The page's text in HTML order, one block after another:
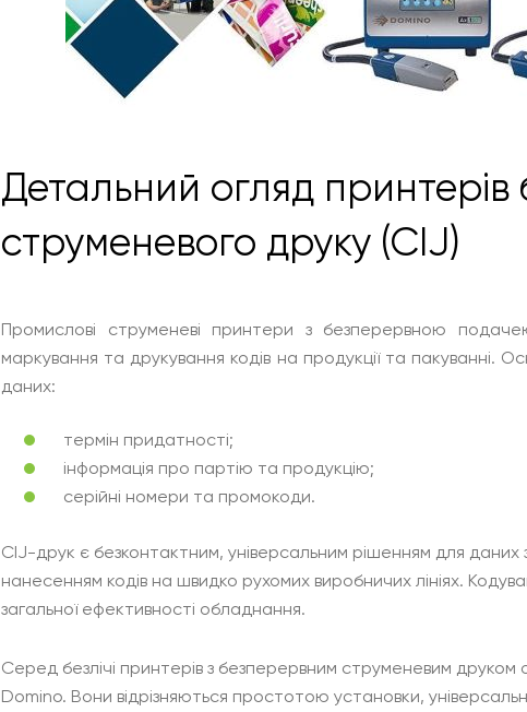
Детальний огляд
струменевого друку (CIJ)
Промислові струменеві принтери з безперервною
маркування та друкування кодів на продукції та пакуванні.
даних:
термін придатності;
інформація про партію та продукцію;
серійні номери та промокоди.
CIJ-друк є безконтактним, універсальним рішенням для даних
нанесенням кодів на швидко рухомих виробничих лініях.
загальної ефективності обладнання.
Серед безлічі принтерів з безперервним струменевим друком
Domino. Вони відрізняються простотою установки,